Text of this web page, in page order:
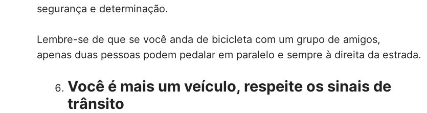
segurança e determinação.
Lembre-se de que se você anda de bicicleta com um grupo de amigos,
apenas duas pessoas podem pedalar em paralelo e sempre à direita da estrada.
Você é mais um veículo, respeite os sinais de
trânsito